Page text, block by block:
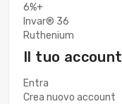
6%+
Invar® 36
Ruthenium
Il tuo account
Entra
Crea nuovo account